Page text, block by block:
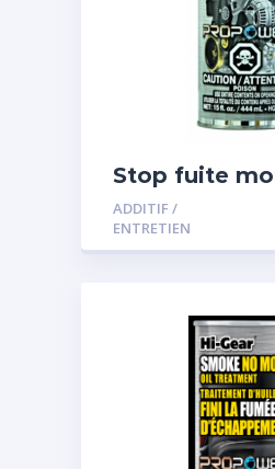
Stop fuite
ADDITIF /
ENTRETIEN